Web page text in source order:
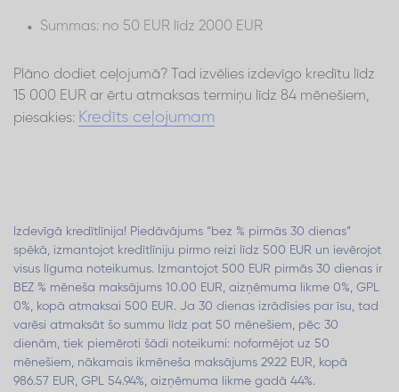
Summas: no 50 EUR līdz 2000 EUR
Plāno dodiet ceļojumā? Tad izvēlies izdevīgo kredītu līdz
15 000 EUR ar ērtu atmaksas termiņu līdz 84 mēnešiem,
piesakies: Kredīts ceļojumam
Izdevīgā kredītlīnija! Piedāvājums “bez % pirmās 30 dienas”
spēkā, izmantojot kredītlīniju pirmo reizi līdz 500 EUR un ievērojot
visus līguma noteikumus. Izmantojot 500 EUR pirmās 30 dienas ir
BEZ % mēneša maksājums 10.00 EUR, aizņēmuma likme 0%, GPL
0%, kopā atmaksai 500 EUR. Ja 30 dienas izrādīsies par īsu, tad
varēsi atmaksāt šo summu līdz pat 50 mēnešiem, pēc 30
dienām, tiek piemēroti šādi noteikumi: noformējot uz 50
mēnešiem, nākamais ikmēneša maksājums 29.22 EUR, kopā
986.57 EUR, GPL 54.94%, aizņēmuma likme gadā 44%.